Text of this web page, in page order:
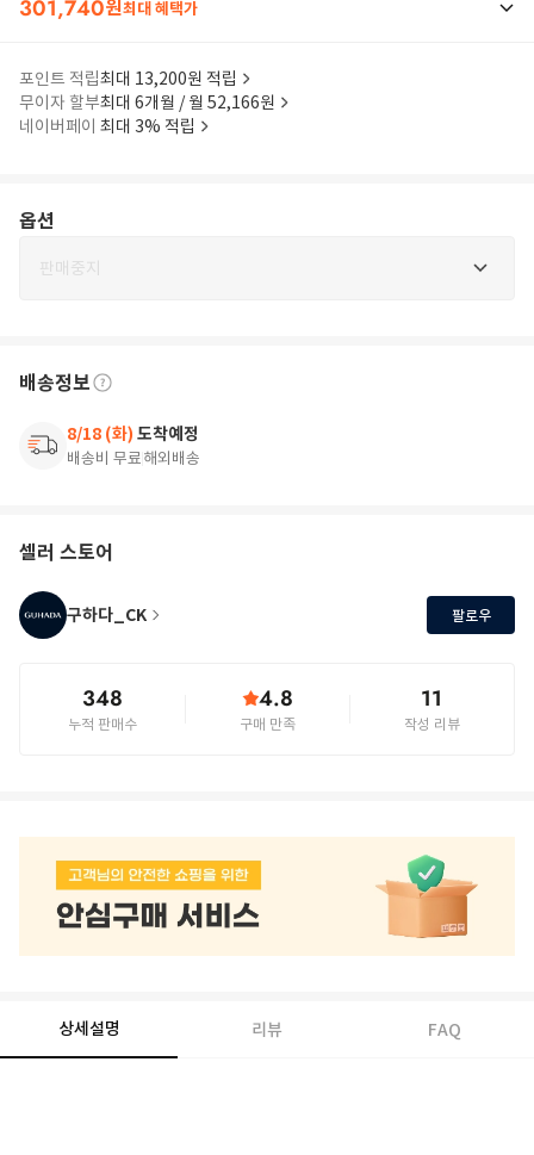
301,740원최대 혜택가
포인트 적립최대 13,200원 적립
무이자 할부최대 6개월 / 월 52,166원
네이버페이 최대 3% 적립
옵션
판매중지
배송정보
8/18 (화) 도착예정
배송비 무료해외배송
셀러 스토어
구하다_CK 팔로우
348
누적 판매수
4.8
구매 만족
11
작성 리뷰
상세설명 리뷰 FAQ